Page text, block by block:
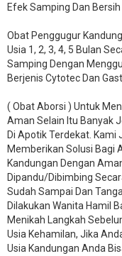
Efek Samping Dan
Obat Penggugur
Usia 1, 2, 3, 4, 5 Bulan
Samping Dengan
Berjenis Cytotec Dan
( Obat Aborsi ) Untuk
Aman Selain Itu Banyak
Di Apotik Terdekat. Kami
Memberikan Solusi Bagi
Kandungan Dengan
Dipandu/Dibimbing
Sudah Sampai Dan
Dilakukan Wanita Hamil
Menikah Langkah
Usia Kehamilan, Jika
Usia Kandungan Anda